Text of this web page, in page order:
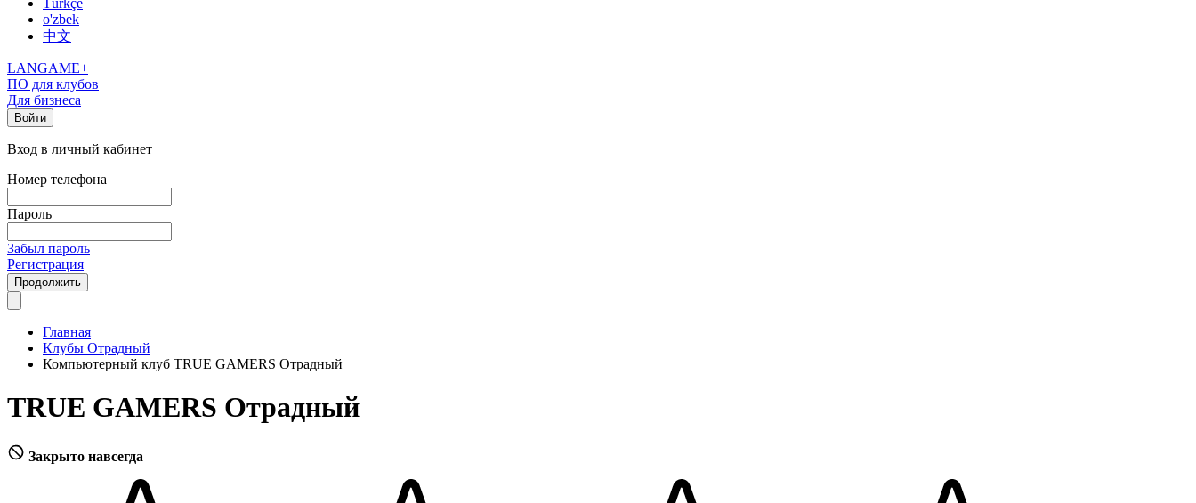
Türkçe
o'zbek
中文
LANGAME+
ПО для клубов
Для бизнеса
Войти
Вход в личный кабинет
Номер телефона
Пароль
Забыл пароль
Регистрация
Продолжить
Главная
Клубы Отрадный
Компьютерный клуб TRUE GAMERS Отрадный
TRUE GAMERS Отрадный
Закрыто навсегда